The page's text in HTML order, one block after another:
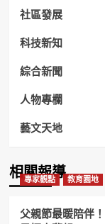
社區發展
科技新知
綜合新聞
人物專欄
藝文天地
相關報導
專家觀點 教育園地
父親節最暖陪伴